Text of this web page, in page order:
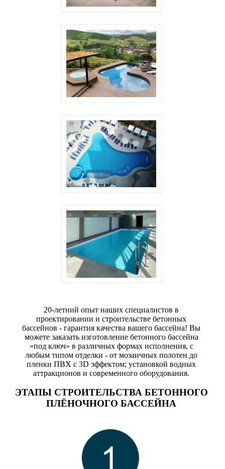
20-летний опыт наших специалистов в
проектировании и строительстве бетонных
бассейнов - гарантия качества вашего бассейна! Вы
можете заказать изготовление бетонного бассейна
«под ключ» в различных формах исполнения, с
любым типом отделки - от мозаичных полотен до
пленки ПВХ с 3D эффектом; установкой водных
аттракционов и современного оборудования.
ЭТАПЫ СТРОИТЕЛЬСТВА БЕТОННОГО
ПЛЁНОЧНОГО БАССЕЙНА